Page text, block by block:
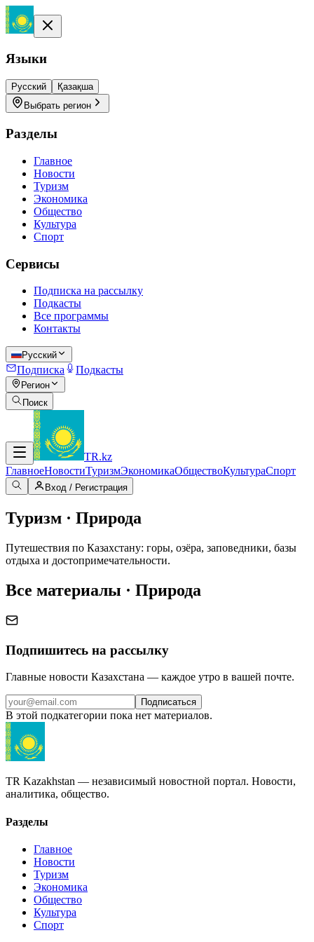
Языки
Русский
Қазақша
Выбрать регион
Разделы
Главное
Новости
Туризм
Экономика
Общество
Культура
Спорт
Сервисы
Подписка на рассылку
Подкасты
Все программы
Контакты
Русский
Подписка Подкасты
Регион
Поиск
TR.kz
ГлавноеНовостиТуризмЭкономикаОбществоКультураСпорт
Вход / Регистрация
Туризм · Природа
Путешествия по Казахстану: горы, озёра, заповедники, базы
отдыха и достопримечательности.
Все материалы · Природа
Подпишитесь на рассылку
Главные новости Казахстана — каждое утро в вашей почте.
Подписаться
В этой подкатегории пока нет материалов.
TR Kazakhstan — независимый новостной портал. Новости,
аналитика, общество.
Разделы
Главное
Новости
Туризм
Экономика
Общество
Культура
Спорт